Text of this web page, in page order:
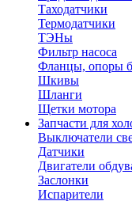
Таходатчики
Термодатчики
ТЭНы
Фильтр насоса
Фланцы, опоры
Шкивы
Шланги
Щетки мотора
Запчасти для
Выключатели
Датчики
Двигатели
Заслонки
Испарители